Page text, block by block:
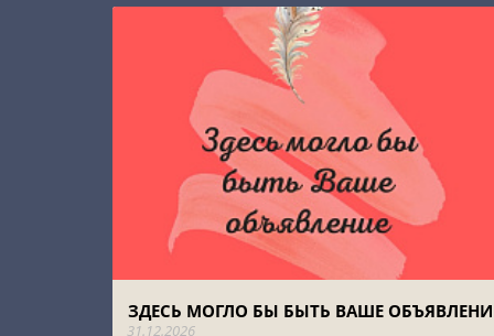
ЗДЕСЬ МОГЛО БЫ БЫТЬ ВАШЕ
31.12.2026